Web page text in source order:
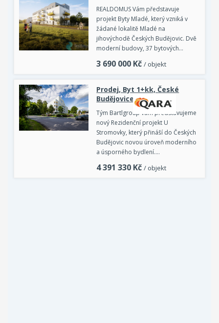
REALDOMUS Vám představuje
projekt Byty Mladé, který vzniká v
žádané lokalitě Mladé na
jihovýchodě Českých Budějovic. Dvě
moderní budovy, 37 bytových…
3 690 000 Kč / objekt
Prodej, Byt 1+kk, České
Budějovice
Tým Bartlgroup vám představujeme
nový Rezidenční projekt U
Stromovky, který přináší do Českých
Budějovic novou úroveň moderního
a úsporného bydlení.…
4 391 330 Kč / objekt